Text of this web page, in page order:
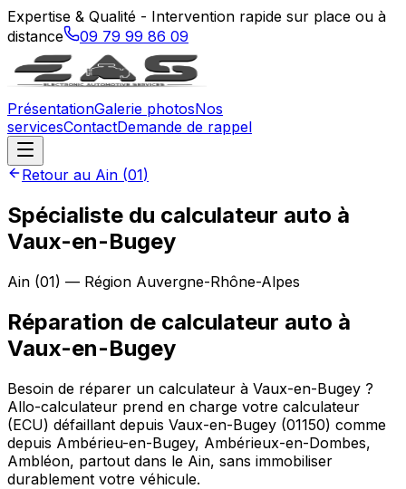
Expertise & Qualité - Intervention rapide sur place ou à
distance
09 79 99 86 09
PrésentationGalerie photosNos
servicesContactDemande de rappel
Retour au Ain (01)
Spécialiste du calculateur auto à
Vaux-en-Bugey
Ain (01) — Région Auvergne-Rhône-Alpes
Réparation de calculateur auto à
Vaux-en-Bugey
Besoin de réparer un calculateur à Vaux-en-Bugey ?
Allo-calculateur prend en charge votre calculateur
(ECU) défaillant depuis Vaux-en-Bugey (01150) comme
depuis Ambérieu-en-Bugey, Ambérieux-en-Dombes,
Ambléon, partout dans le Ain, sans immobiliser
durablement votre véhicule.